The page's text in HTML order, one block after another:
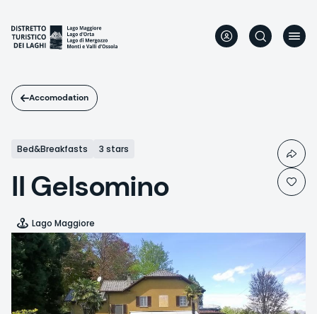
main
content
Accomodation
Bed&Breakfasts 3 stars
Il Gelsomino
Lago Maggiore